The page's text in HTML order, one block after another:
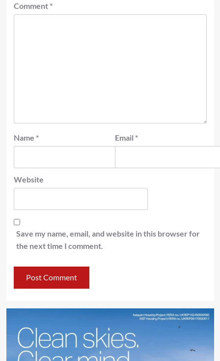
Comment *
Name * Email *
Website
Save my name, email, and website in this browser for
the next time I comment.